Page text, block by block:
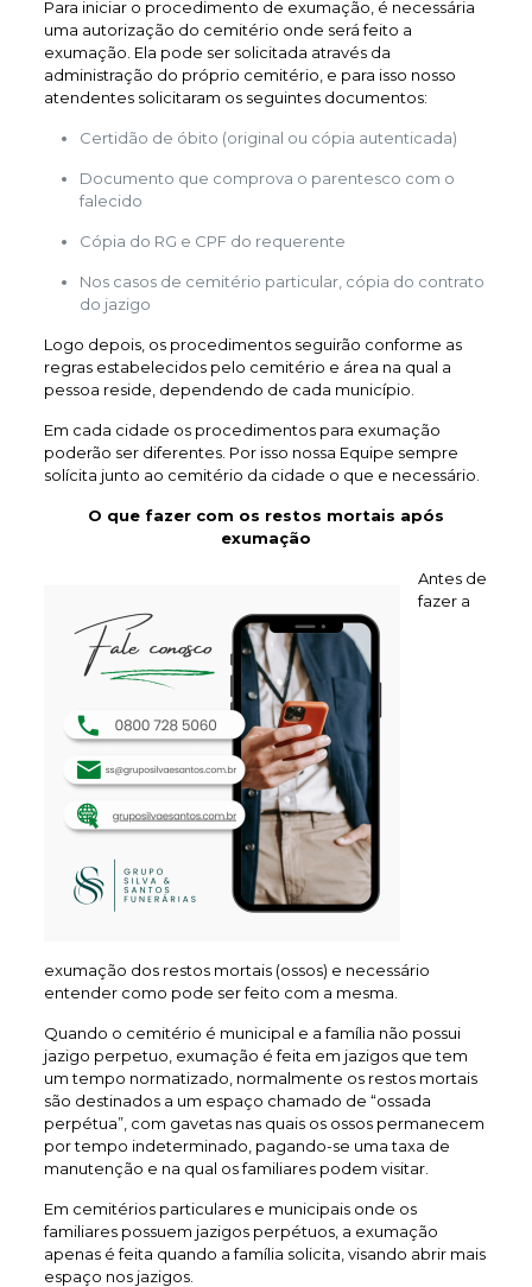
Para iniciar o procedimento de exumação, é necessária
uma autorização do cemitério onde será feito a
exumação. Ela pode ser solicitada através da
administração do próprio cemitério, e para isso nosso
atendentes solicitaram os seguintes documentos:
Certidão de óbito (original ou cópia autenticada)
Documento que comprova o parentesco com o
falecido
Cópia do RG e CPF do requerente
Nos casos de cemitério particular, cópia do contrato
do jazigo
Logo depois, os procedimentos seguirão conforme as
regras estabelecidos pelo cemitério e área na qual a
pessoa reside, dependendo de cada município.
Em cada cidade os procedimentos para exumação
poderão ser diferentes. Por isso nossa Equipe sempre
solícita junto ao cemitério da cidade o que e necessário.
O que fazer com os restos mortais após
exumação
Antes de
fazer a
exumação dos restos mortais (ossos) e necessário
entender como pode ser feito com a mesma.
Quando o cemitério é municipal e a família não possui
jazigo perpetuo, exumação é feita em jazigos que tem
um tempo normatizado, normalmente os restos mortais
são destinados a um espaço chamado de “ossada
perpétua”, com gavetas nas quais os ossos permanecem
por tempo indeterminado, pagando-se uma taxa de
manutenção e na qual os familiares podem visitar.
Em cemitérios particulares e municipais onde os
familiares possuem jazigos perpétuos, a exumação
apenas é feita quando a família solicita, visando abrir mais
espaço nos jazigos.